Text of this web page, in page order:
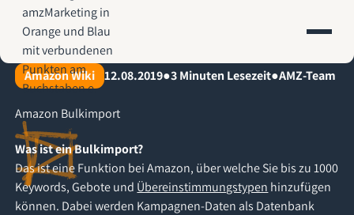
AMZ-Marketing.de - Amazon Agentur für profitables Wachstum
Amazon Wiki 12.08.2019●3Minuten Lesezeit●AMZ-Team
Amazon Bulkimport
Was ist ein Bulkimport?
Das ist eine Funktion bei Amazon, über welche Sie bis zu 1000
Keywords, Gebote und Übereinstimmungstypen hinzufügen
können. Dabei werden Kampagnen-Daten als Datenbank